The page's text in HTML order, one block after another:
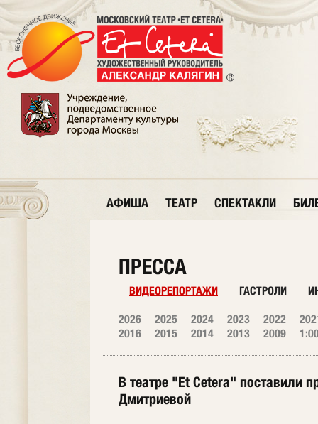
АФИША ТЕАТР СПЕКТАКЛИ
ПРЕССА
ВИДЕОРЕПОРТАЖИ ГАСТРОЛИ
2026 2025 2024 2023 2022
2016
2015 2014 2013 2009
В театре "Et Cetera"
Дмитриевой